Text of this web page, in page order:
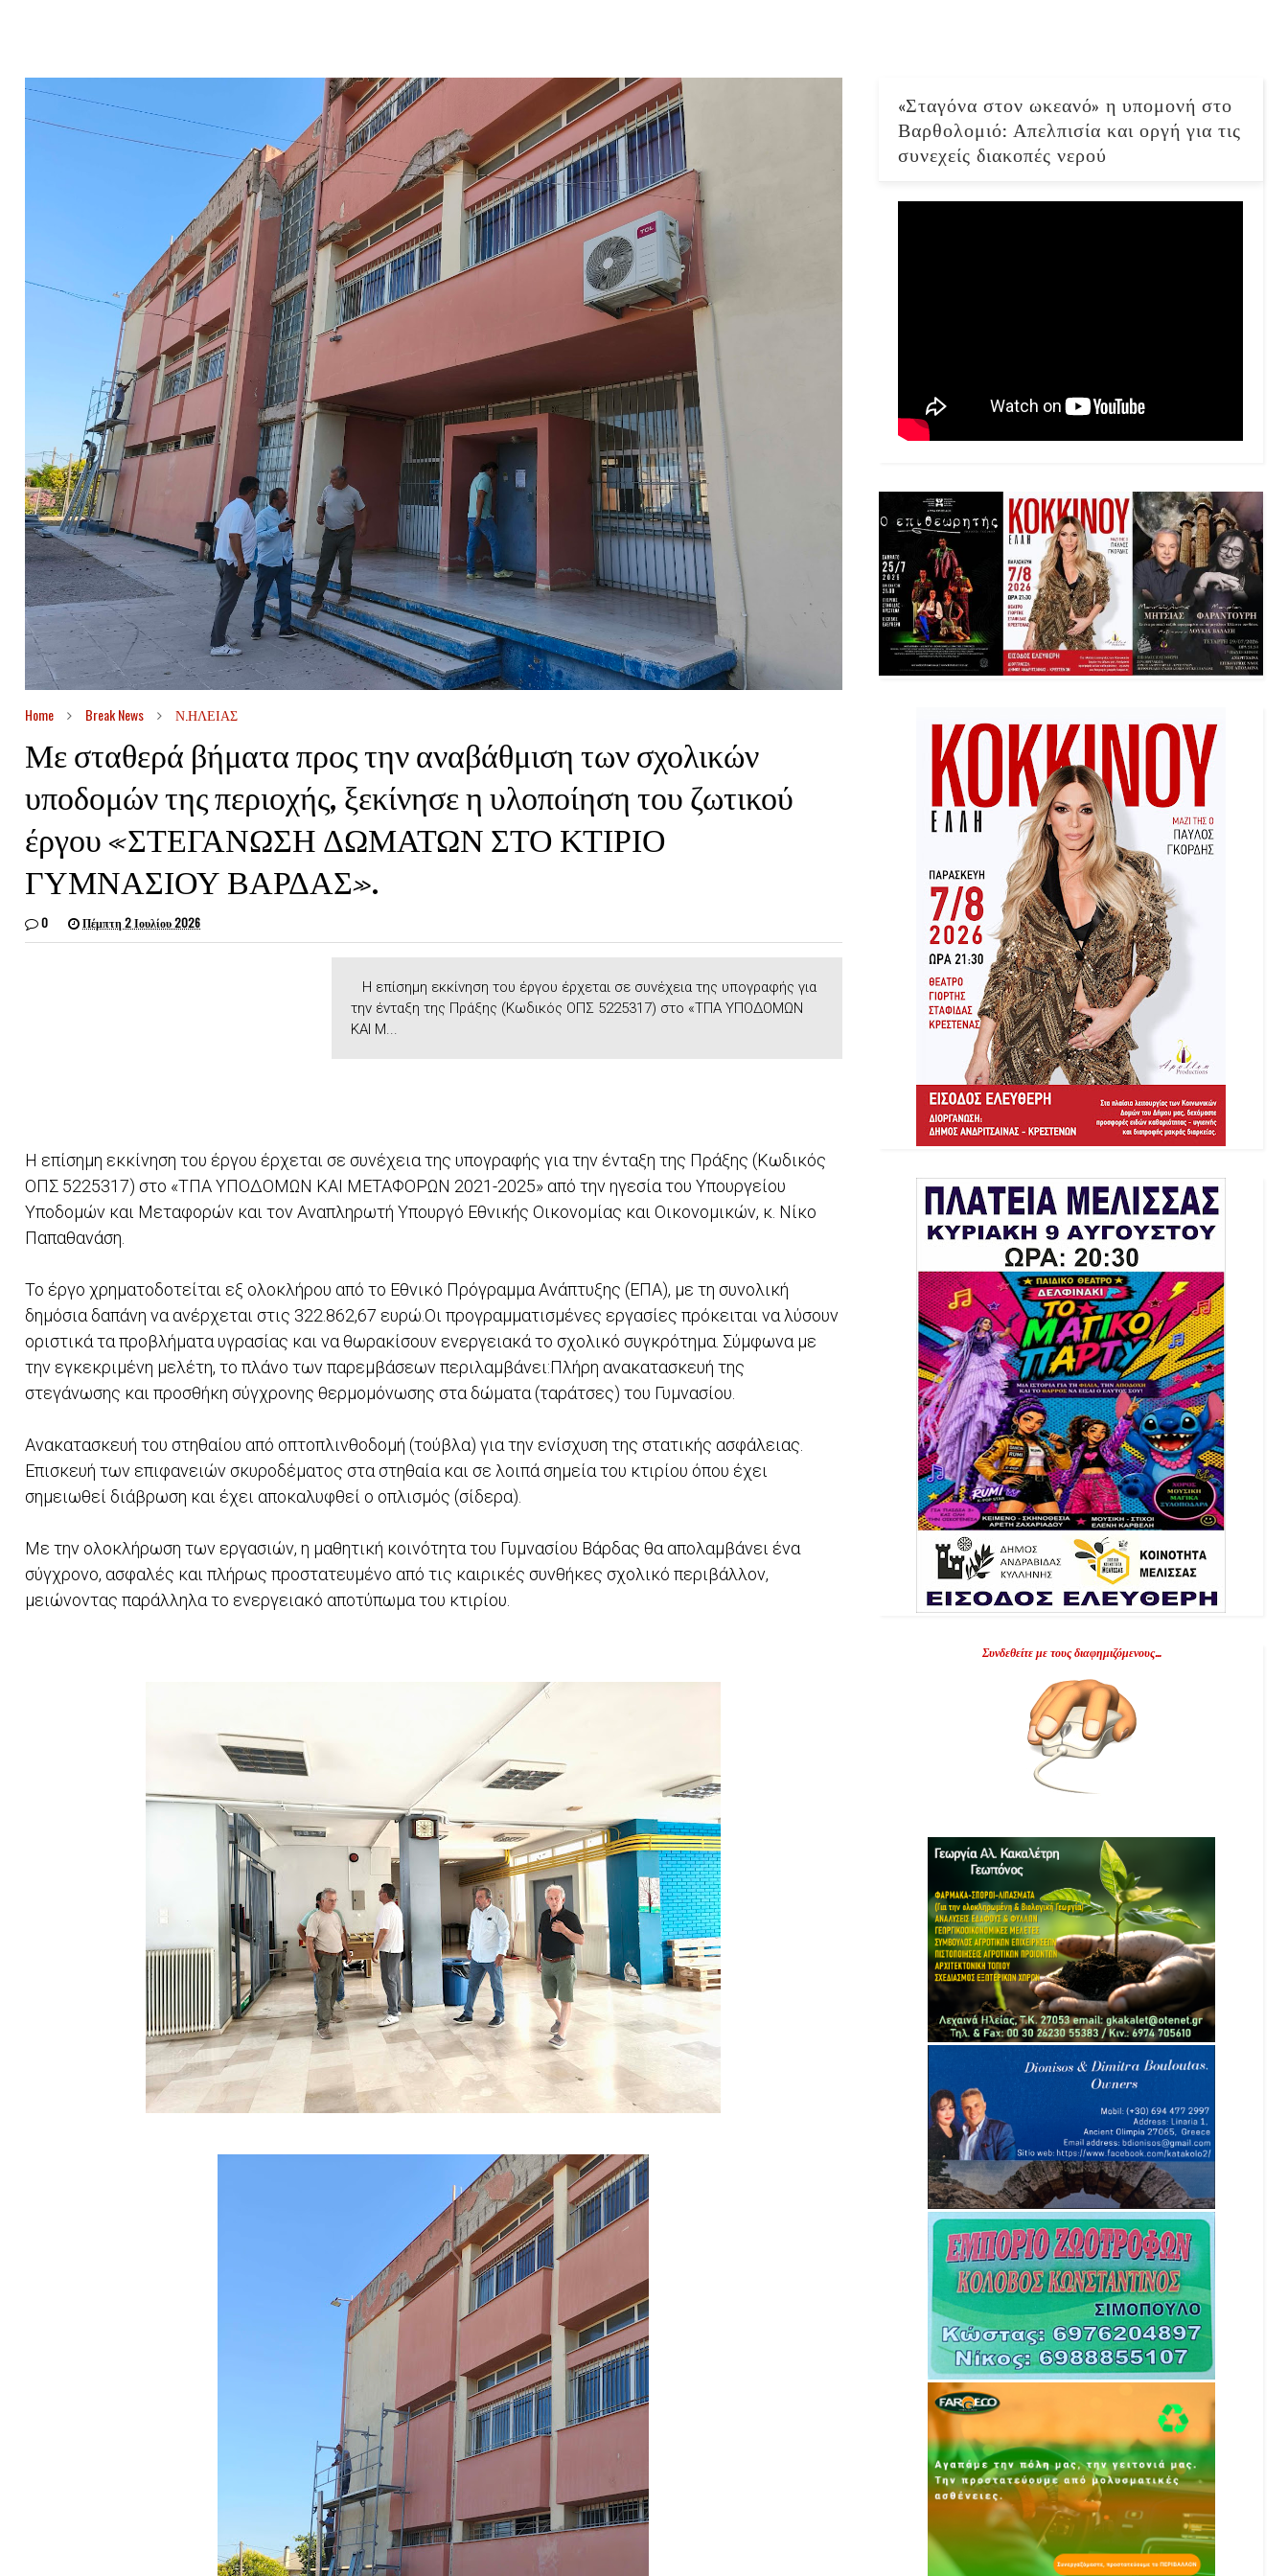
Home Break News Ν.ΗΛΕΙΑΣ
Με σταθερά βήματα προς την αναβάθμιση των σχολικών
υποδομών της περιοχής, ξεκίνησε η υλοποίηση του ζωτικού
έργου «ΣΤΕΓΑΝΩΣΗ ΔΩΜΑΤΩΝ ΣΤΟ ΚΤΙΡΙΟ
ΓΥΜΝΑΣΙΟΥ ΒΑΡΔΑΣ».
0 Πέμπτη 2 Ιουλίου 2026
​ Η επίσημη εκκίνηση του έργου έρχεται σε συνέχεια της υπογραφής για
την ένταξη της Πράξης (Κωδικός ΟΠΣ 5225317) στο «ΤΠΑ ΥΠΟΔΟΜΩΝ
ΚΑΙ Μ...
Η επίσημη εκκίνηση του έργου έρχεται σε συνέχεια της υπογραφής για την ένταξη της Πράξης (Κωδικός
ΟΠΣ 5225317) στο «ΤΠΑ ΥΠΟΔΟΜΩΝ ΚΑΙ ΜΕΤΑΦΟΡΩΝ 2021-2025» από την ηγεσία του Υπουργείου
Υποδομών και Μεταφορών και τον Αναπληρωτή Υπουργό Εθνικής Οικονομίας και Οικονομικών, κ. Νίκο
Παπαθανάση.
Το έργο χρηματοδοτείται εξ ολοκλήρου από το Εθνικό Πρόγραμμα Ανάπτυξης (ΕΠΑ), με τη συνολική
δημόσια δαπάνη να ανέρχεται στις 322.862,67 ευρώ. ​Οι προγραμματισμένες εργασίες πρόκειται να λύσουν
οριστικά τα προβλήματα υγρασίας και να θωρακίσουν ενεργειακά το σχολικό συγκρότημα. Σύμφωνα με
την εγκεκριμένη μελέτη, το πλάνο των παρεμβάσεων περιλαμβάνει: ​Πλήρη ανακατασκευή της
στεγάνωσης και προσθήκη σύγχρονης θερμομόνωσης στα δώματα (ταράτσες) του Γυμνασίου. ​
Ανακατασκευή του στηθαίου από οπτοπλινθοδομή (τούβλα) για την ενίσχυση της στατικής ασφάλειας. ​
Επισκευή των επιφανειών σκυροδέματος στα στηθαία και σε λοιπά σημεία του κτιρίου όπου έχει
σημειωθεί διάβρωση και έχει αποκαλυφθεί ο οπλισμός (σίδερα). ​
Με την ολοκλήρωση των εργασιών, η μαθητική κοινότητα του Γυμνασίου Βάρδας θα απολαμβάνει ένα
σύγχρονο, ασφαλές και πλήρως προστατευμένο από τις καιρικές συνθήκες σχολικό περιβάλλον,
μειώνοντας παράλληλα το ενεργειακό αποτύπωμα του κτιρίου.
«Σταγόνα στον ωκεανό» η υπομονή στο
Βαρθολομιό: Απελπισία και οργή για τις
συνεχείς διακοπές νερού
Συνδεθείτε με τους διαφημιζόμενους...